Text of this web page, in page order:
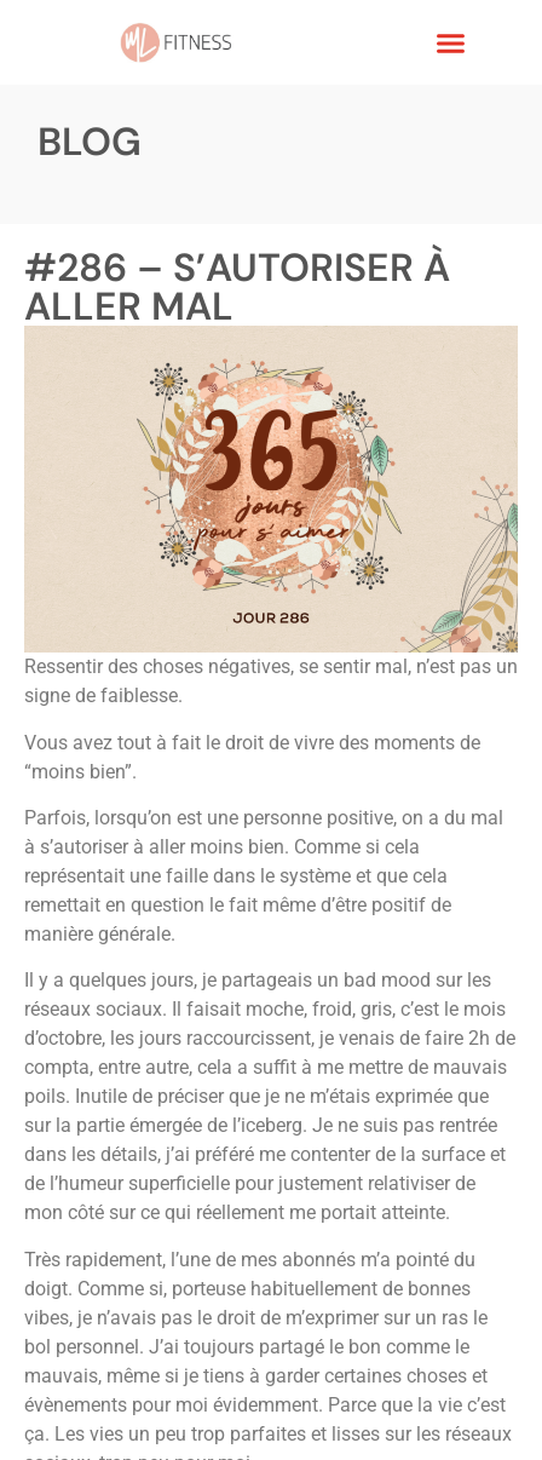
BLOG
#286 – S’AUTORISER À
ALLER MAL
Ressentir des choses négatives, se sentir mal, n’est pas un
signe de faiblesse.
Vous avez tout à fait le droit de vivre des moments de
“moins bien”.
Parfois, lorsqu’on est une personne positive, on a du mal
à s’autoriser à aller moins bien. Comme si cela
représentait une faille dans le système et que cela
remettait en question le fait même d’être positif de
manière générale.
Il y a quelques jours, je partageais un bad mood sur les
réseaux sociaux. Il faisait moche, froid, gris, c’est le mois
d’octobre, les jours raccourcissent, je venais de faire 2h de
compta, entre autre, cela a suffit à me mettre de mauvais
poils. Inutile de préciser que je ne m’étais exprimée que
sur la partie émergée de l’iceberg. Je ne suis pas rentrée
dans les détails, j’ai préféré me contenter de la surface et
de l’humeur superficielle pour justement relativiser de
mon côté sur ce qui réellement me portait atteinte.
Très rapidement, l’une de mes abonnés m’a pointé du
doigt. Comme si, porteuse habituellement de bonnes
vibes, je n’avais pas le droit de m’exprimer sur un ras le
bol personnel. J’ai toujours partagé le bon comme le
mauvais, même si je tiens à garder certaines choses et
évènements pour moi évidemment. Parce que la vie c’est
ça. Les vies un peu trop parfaites et lisses sur les réseaux